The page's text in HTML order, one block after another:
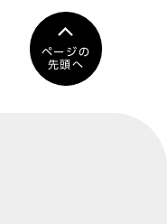
ページの
先頭へ